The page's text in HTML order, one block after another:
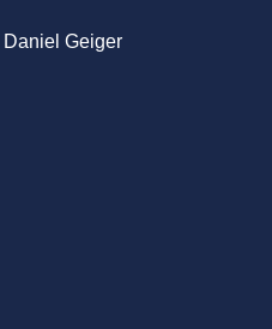
Daniel Geiger